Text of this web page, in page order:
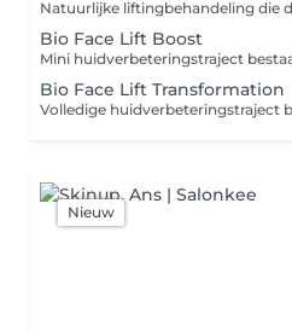
Bio Face Lift Boost
Bio Face Lift Transformation
Nieuw